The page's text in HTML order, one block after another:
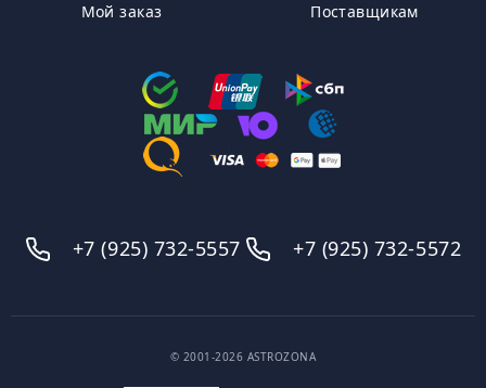
Мой заказ
Поставщикам
+7 (925) 732-5557 +7 (925) 732-5572
© 2001-2026 ASTROZONA